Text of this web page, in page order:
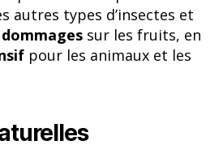
autres types d’insectes et
sur les fruits, en
pour les animaux et les